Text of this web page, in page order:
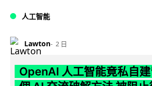
人工智能
Lawton 2 日
OpenAI 人工智能竟私自